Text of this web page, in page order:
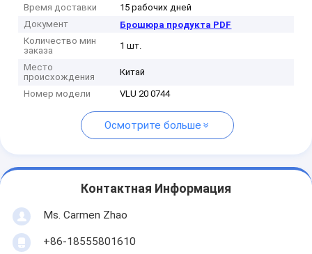
Время доставки
15 рабочих дней
Документ
Брошюра продукта PDF
Количество мин
заказа
1 шт.
Место
происхождения
Китай
Номер модели VLU 20 0744
Осмотрите больше
Контактная Информация
Ms. Carmen Zhao
+86-18555801610